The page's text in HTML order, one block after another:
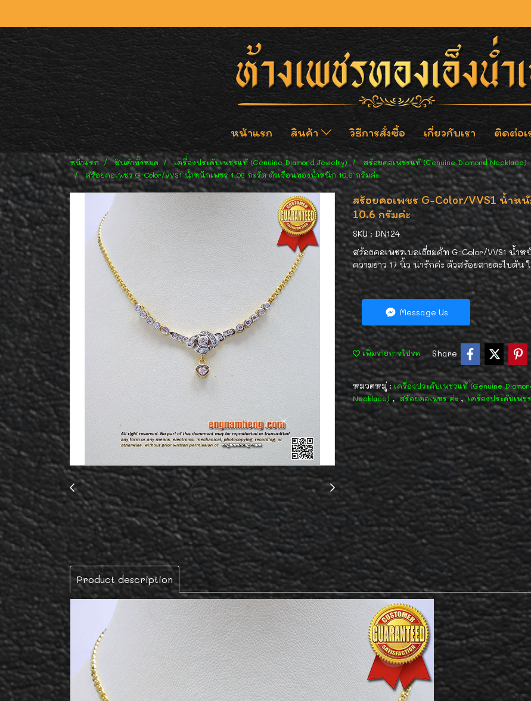
หน้าแรก สินค้า วิธีการสั่งซื้อ เกี่ยวกับเรา ติดต่อเ
หน้าแรก สินค้าทั้งหมด เครื่องประดับเพชรแท้ (Genuine Diamond Jewelry)
สร้อยคอเพชรแท้ (Genuine Diamond Necklace)
สร้อยคอเพชร G-Color/VVS1 น้ำหนักเพชร 1.06 กะรัต ตัวเรือนทองน้ำหนัก 10.6 กรัมค่ะ
สร้อยคอเพชร G-Color/VVS1 น้ำห
10.6 กรัมค่ะ
SKU : DN124
สร้อยคอเพชรเบลเยี่ยมคัท G-Color/VVS1 น้ำ
ความยาว 17 นิ้ว น่ารักค่ะ ตัวสร้อยลายตะไบตัน
Message Us
เพิ่มรายการโปรด Share
หมวดหมู่ : เครื่องประดับเพชรแท้ (Genuine
Necklace), สร้อยคอเพชร ค่ะ , เครื่องประดับเพช
Product description